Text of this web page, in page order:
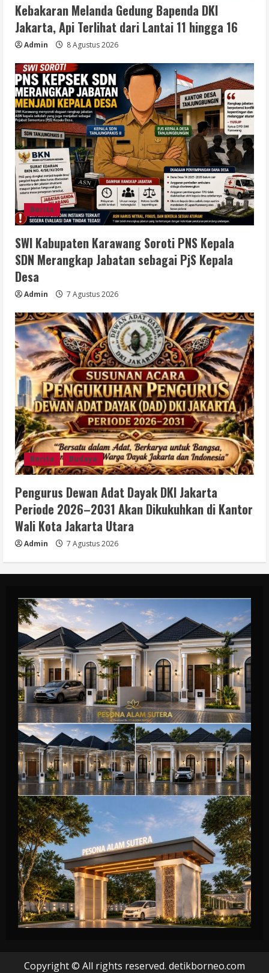
Kebakaran Melanda Gedung Bapenda DKI
Jakarta, Api Terlihat dari Lantai 11 hingga 16
Admin 8 Agustus 2026
Berita
SWI Kabupaten Karawang Soroti PNS Kepala
SDN Merangkap Jabatan sebagai PjS Kepala
Desa
Admin 7 Agustus 2026
Berita Budaya
Pengurus Dewan Adat Dayak DKI Jakarta
Periode 2026–2031 Akan Dikukuhkan di Kantor
Wali Kota Jakarta Utara
Admin 7 Agustus 2026
Copyright © All rights reserved. detikborneo.com